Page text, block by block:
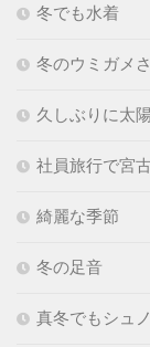
冬でも水着
冬のウミガメ
久しぶりに太
社員旅行で宮
綺麗な季節
冬の足音
真冬でもシュ